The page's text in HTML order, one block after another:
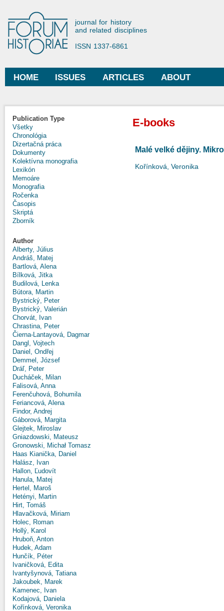
Forum Historiae
journal for history
and related disciplines
ISSN 1337-6861
Main menu
HOME ISSUES ARTICLES ABOUT
Publication Type
Všetky
Chronológia
Dizertačná práca
Dokumenty
Kolektívna monografia
Lexikón
Memoáre
Monografia
Ročenka
Časopis
Skriptá
Zborník
Author
Alberty, Július
Andráš, Matej
Bartlová, Alena
Bílková, Jitka
Budilová, Lenka
Bútora, Martin
Bystrický, Peter
Bystrický, Valerián
Chorvát, Ivan
Chrastina, Peter
Čierna-Lantayová, Dagmar
Dangl, Vojtech
Daniel, Ondřej
Demmel, József
Dráľ, Peter
Ducháček, Milan
Falisová, Anna
Ferenčuhová, Bohumila
Feriancová, Alena
Findor, Andrej
Gáborová, Margita
Glejtek, Miroslav
Gniazdowski, Mateusz
Gronowski, Michał Tomasz
Haas Kianička, Daniel
Halász, Ivan
Hallon, Ľudovít
Hanula, Matej
Hertel, Maroš
Hetényi, Martin
Hirt, Tomáš
Hlavačková, Miriam
Holec, Roman
Hollý, Karol
Hruboň, Anton
Hudek, Adam
Hunčík, Péter
Ivaničková, Edita
Ivantyšynová, Tatiana
Jakoubek, Marek
Kamenec, Ivan
Kodajová, Daniela
Kořínková, Veronika
E-books
Malé velké dějiny.
Kořínková, Veronika